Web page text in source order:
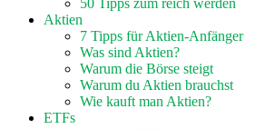
50 Tipps zum reich werden
Aktien
7 Tipps für Aktien-Anfänger
Was sind Aktien?
Warum die Börse steigt
Warum du Aktien brauchst
Wie kauft man Aktien?
ETFs